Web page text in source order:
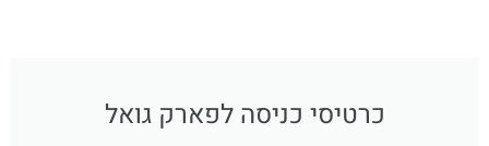
כרטיסי כניסה לפארק גואל